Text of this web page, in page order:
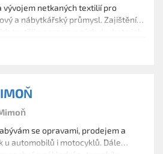
vývojem netkaných textilií pro
a nábytkářský průmysl. Zajištění
zvukových izolací, velurovaných
dekorů na stropy
se opravami, prodejem a
u automobilů i motocyklů. Dále